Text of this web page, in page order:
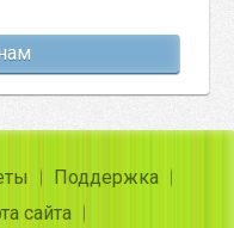
Поддержка
сайта